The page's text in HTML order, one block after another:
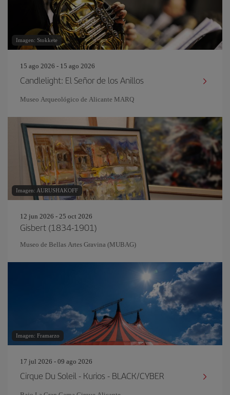
Imagen: Stokkete
15 ago 2026 - 15 ago 2026
Candlelight: El Señor de los Anillos
Museo Arqueológico de Alicante MARQ
Imagen: AURUSHAKOFF
12 jun 2026 - 25 oct 2026
Gisbert (1834-1901)
Museo de Bellas Artes Gravina (MUBAG)
Imagen: Framarzo
17 jul 2026 - 09 ago 2026
Cirque Du Soleil - Kurios - BLACK/CYBER